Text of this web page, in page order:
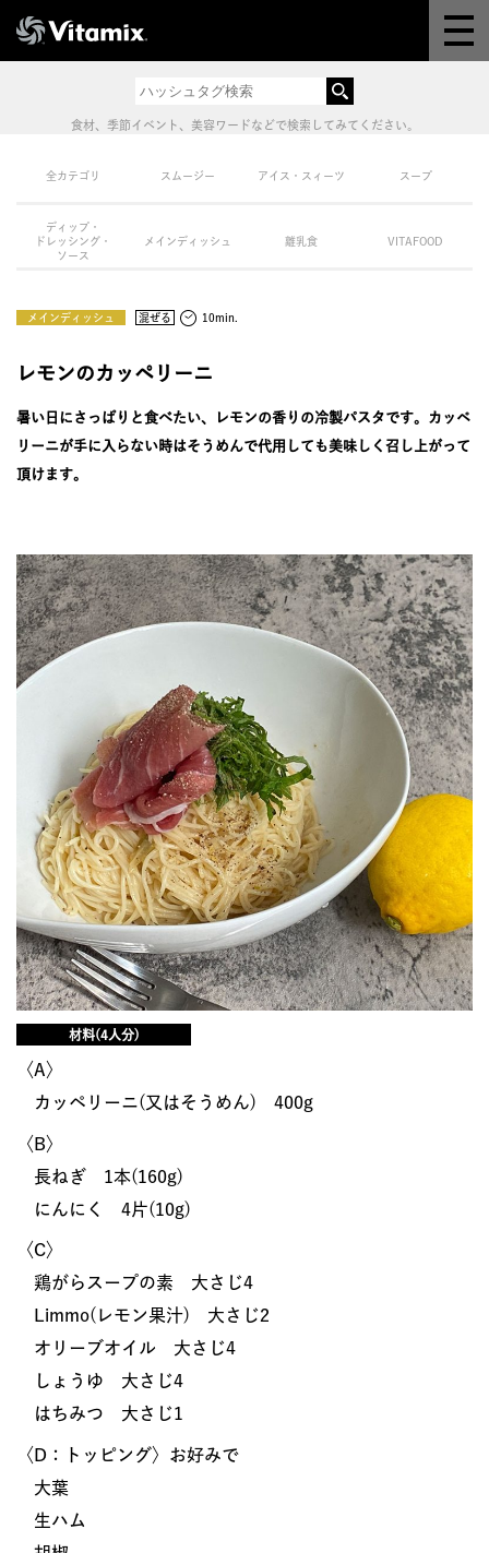
体験＆講座
8つの機能
オンラインストア
よくある質問
レビュー
食材、季節イベント、美容ワードなどで検索してみてください。
全カテゴリ スムージー アイス・スィーツ スープ
ディップ・
ドレッシング・
ソース
メインディッシュ 離乳食 VITAFOOD
メインディッシュ 混ぜる 10min.
レモンのカッペリーニ
暑い日にさっぱりと食べたい、レモンの香りの冷製パスタです。カッペ
リーニが手に入らない時はそうめんで代用しても美味しく召し上がって
頂けます。
材料(4人分)
〈A〉
カッペリーニ(又はそうめん) 400g
〈B〉
長ねぎ 1本(160g)
にんにく 4片(10g)
〈C〉
鶏がらスープの素 大さじ4
Limmo(レモン果汁) 大さじ2
オリーブオイル 大さじ4
しょうゆ 大さじ4
はちみつ 大さじ1
〈D：トッピング〉お好みで
大葉
生ハム